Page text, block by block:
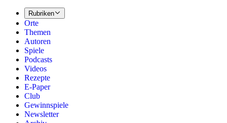
Rubriken
Orte
Themen
Autoren
Spiele
Podcasts
Videos
Rezepte
E-Paper
Club
Gewinnspiele
Newsletter